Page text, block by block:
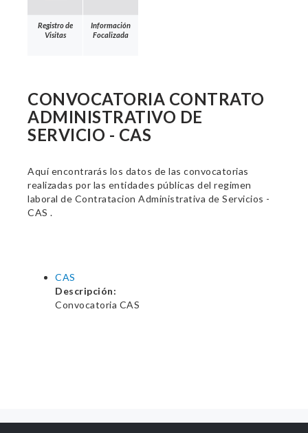
Registro de
Visitas
Información
Focalizada
CONVOCATORIA CONTRATO
ADMINISTRATIVO DE
SERVICIO - CAS
Aquí encontrarás los datos de las convocatorias
realizadas por las entidades públicas del regimen
laboral de Contratacion Administrativa de Servicios -
CAS .
CAS
Descripción:
Convocatoria CAS